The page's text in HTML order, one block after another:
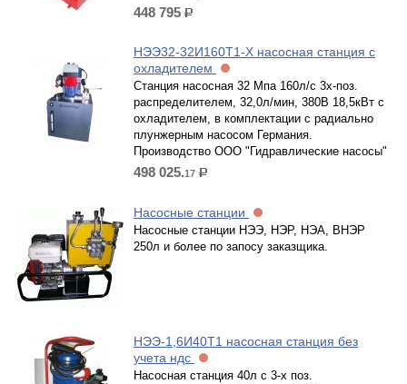
448 795 р.
НЭЭ32-32И160Т1-Х насосная станция с
охладителем
Станция насосная 32 Мпа 160л/с 3х-поз.
распределителем, 32,0л/мин, 380В 18,5кВт с
охладителем, в комплектации с радиально
плунжерным насосом Германия.
Производство ООО "Гидравлические насосы"
498 025.17 р.
Насосные станции
Насосные станции НЭЭ, НЭР, НЭА, ВНЭР
250л и более по запосу заказщика.
НЭЭ-1,6И40Т1 насосная станция без
учета ндс
Насосная станция 40л с 3-х поз.